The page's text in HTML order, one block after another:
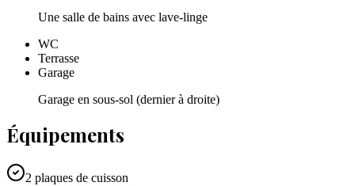
Une salle de bains avec lave-linge
WC
Terrasse
Garage
Garage en sous-sol (dernier à droite)
Équipements
2 plaques de cuisson